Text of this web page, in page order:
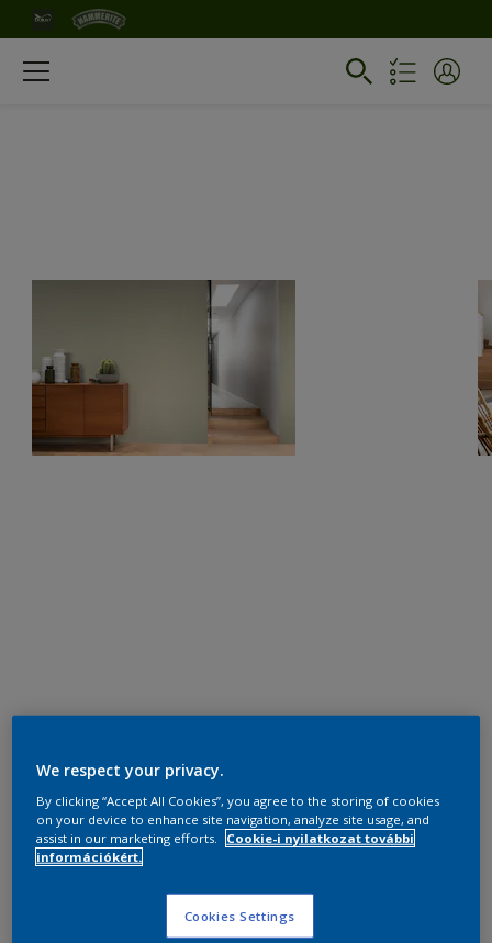
We respect your privacy.
By clicking “Accept All Cookies”, you agree to the storing of cookies
on your device to enhance site navigation, analyze site usage, and
assist in our marketing efforts.
Cookie-i nyilatkozat további
információkért.
Cookies Settings